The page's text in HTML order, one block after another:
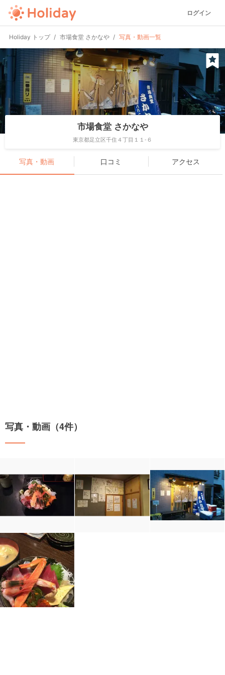
ログイン
Holiday トップ 市場食堂 さかなや 写真・動画一覧
市場食堂 さかなや
東京都足立区千住４丁目１１-６
写真・動画 口コミ アクセス
写真・動画（4件）